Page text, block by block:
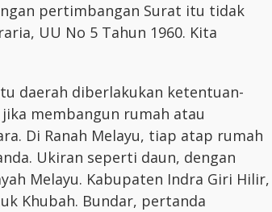
pertimbangan Surat itu tidak
UU No 5 Tahun 1960. Kita
daerah diberlakukan ketentuan-
membangun rumah atau
Di Ranah Melayu, tiap atap rumah
Ukiran seperti daun, dengan
Melayu. Kabupaten Indra Giri Hilir,
Khubah. Bundar, pertanda